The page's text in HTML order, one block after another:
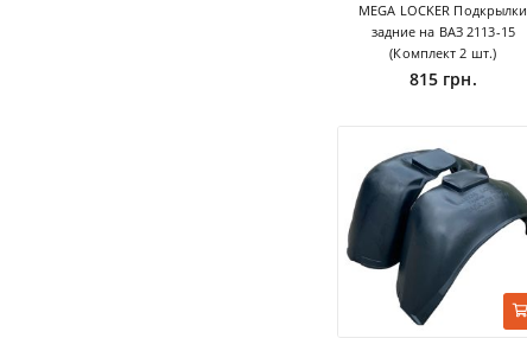
MEGA LOCKER Подкрылки
задние на ВАЗ 2113-15
(Комплект 2 шт.)
815 грн.